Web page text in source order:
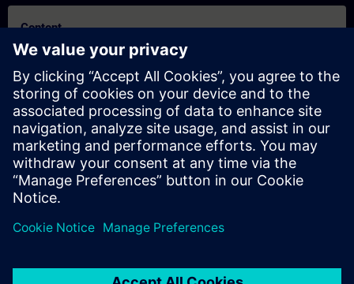
Content
SITRAIN – Características y diferenciación de los formatos de